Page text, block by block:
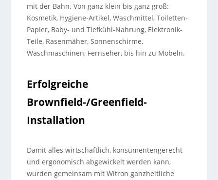
mit der Bahn. Von ganz klein bis ganz groß:
Kosmetik, Hygiene-Artikel, Waschmittel, Toiletten-
Papier, Baby- und Tiefkühl-Nahrung, Elektronik-
Teile, Rasenmäher, Sonnenschirme,
Waschmaschinen, Fernseher, bis hin zu Möbeln.
Erfolgreiche
Brownfield-/Greenfield-
Installation
Damit alles wirtschaftlich, konsumentengerecht
und ergonomisch abgewickelt werden kann,
wurden gemeinsam mit Witron ganzheitliche